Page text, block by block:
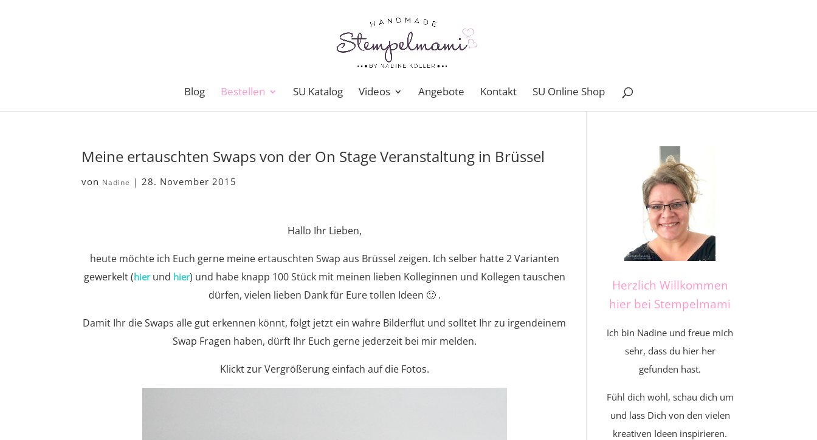
Blog Bestellen SU Katalog Videos Angebote Kontakt SU Online Shop
Meine ertauschten Swaps von der On Stage Veranstaltung in Brüssel
von Nadine |28. November 2015
Hallo Ihr Lieben,
heute möchte ich Euch gerne meine ertauschten Swap aus Brüssel zeigen. Ich selber hatte 2 Varianten
gewerkelt (hierund hier) und habe knapp 100 Stück mit meinen lieben Kolleginnen und Kollegen tauschen
dürfen, vielen lieben Dank für Eure tollen Ideen 🙂 .
Damit Ihr die Swaps alle gut erkennen könnt, folgt jetzt ein wahre Bilderflut und solltet Ihr zu irgendeinem
Swap Fragen haben, dürft Ihr Euch gerne jederzeit bei mir melden.
Klickt zur Vergrößerung einfach auf die Fotos.
Herzlich Willkommen
hier bei Stempelmami
Ich bin Nadine und freue mich
sehr, dass du hier her
gefunden hast.
Fühl dich wohl, schau dich um
und lass Dich von den vielen
kreativen Ideen inspirieren.